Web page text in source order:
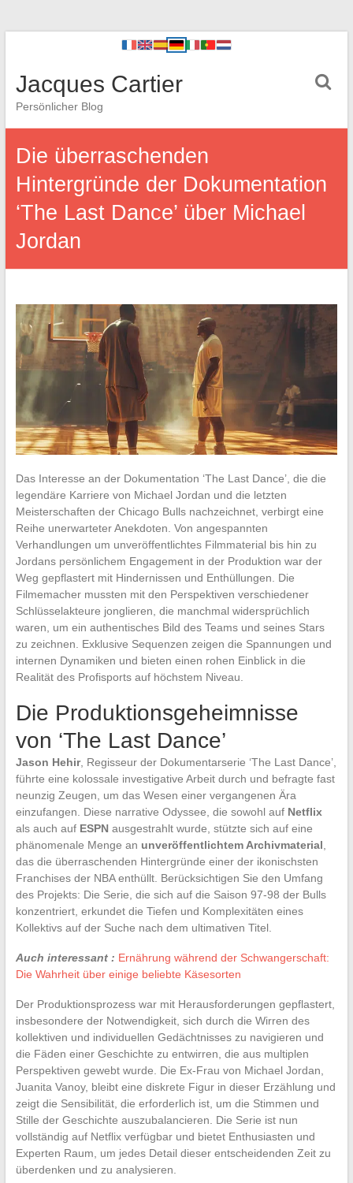
Jacques Cartier
Persönlicher Blog
Die überraschenden
Hintergründe der Dokumentation
‘The Last Dance’ über Michael
Jordan
Das Interesse an der Dokumentation ‘The Last Dance’, die die
legendäre Karriere von Michael Jordan und die letzten
Meisterschaften der Chicago Bulls nachzeichnet, verbirgt eine
Reihe unerwarteter Anekdoten. Von angespannten
Verhandlungen um unveröffentlichtes Filmmaterial bis hin zu
Jordans persönlichem Engagement in der Produktion war der
Weg gepflastert mit Hindernissen und Enthüllungen. Die
Filmemacher mussten mit den Perspektiven verschiedener
Schlüsselakteure jonglieren, die manchmal widersprüchlich
waren, um ein authentisches Bild des Teams und seines Stars
zu zeichnen. Exklusive Sequenzen zeigen die Spannungen und
internen Dynamiken und bieten einen rohen Einblick in die
Realität des Profisports auf höchstem Niveau.
Die Produktionsgeheimnisse
von ‘The Last Dance’
Jason Hehir, Regisseur der Dokumentarserie ‘The Last Dance’,
führte eine kolossale investigative Arbeit durch und befragte fast
neunzig Zeugen, um das Wesen einer vergangenen Ära
einzufangen. Diese narrative Odyssee, die sowohl auf Netflix
als auch auf ESPNausgestrahlt wurde, stützte sich auf eine
phänomenale Menge an unveröffentlichtem Archivmaterial
das die überraschenden Hintergründe einer der ikonischsten
Franchises der NBA enthüllt. Berücksichtigen Sie den Umfang
des Projekts: Die Serie, die sich auf die Saison 97-98 der Bulls
konzentriert, erkundet die Tiefen und Komplexitäten eines
Kollektivs auf der Suche nach dem ultimativen Titel.
Auch interessant : Ernährung während der Schwangerschaft:
Die Wahrheit über einige beliebte Käsesorten
Der Produktionsprozess war mit Herausforderungen gepflastert,
insbesondere der Notwendigkeit, sich durch die Wirren des
kollektiven und individuellen Gedächtnisses zu navigieren und
die Fäden einer Geschichte zu entwirren, die aus multiplen
Perspektiven gewebt wurde. Die Ex-Frau von Michael Jordan,
Juanita Vanoy, bleibt eine diskrete Figur in dieser Erzählung und
zeigt die Sensibilität, die erforderlich ist, um die Stimmen und
Stille der Geschichte auszubalancieren. Die Serie ist nun
vollständig auf Netflix verfügbar und bietet Enthusiasten und
Experten Raum, um jedes Detail dieser entscheidenden Zeit zu
überdenken und zu analysieren.